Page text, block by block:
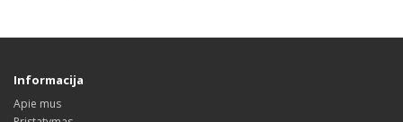
Informacija
Apie mus